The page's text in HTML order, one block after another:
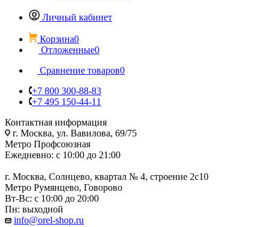
Личный кабинет
Корзина0
Отложенные0
Сравнение товаров0
+7 800 300-88-83
+7 495 150-44-11
Контактная информация
г. Москва, ул. Вавилова, 69/75
Метро Профсоюзная
Ежедневно: с 10:00 до 21:00
г. Москва, Солнцево, квартал № 4, строение 2с10
Метро Румянцево, Говорово
Вт-Вс: с 10:00 до 20:00
Пн: выходной
info@orel-shop.ru